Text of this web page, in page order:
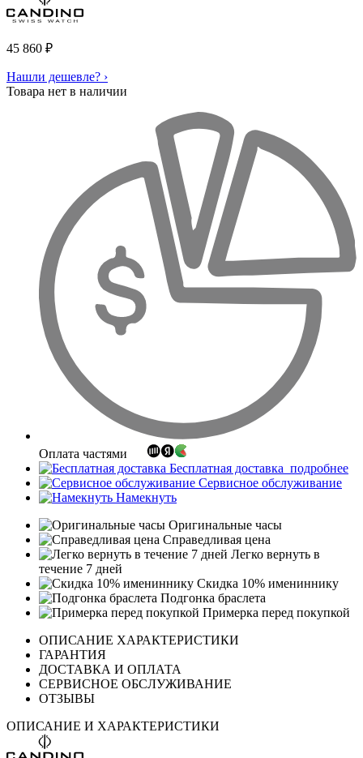
45 860 ₽
Нашли дешевле? ›
Товара нет в наличии
Оплата частями
Бесплатная доставка подробнее
Сервисное обслуживание
Намекнуть
Оригинальные часы
Справедливая цена
Легко вернуть в
течение 7 дней
Скидка 10% имениннику
Подгонка браслета
Примерка перед покупкой
ОПИСАНИЕ ХАРАКТЕРИСТИКИ
ГАРАНТИЯ
ДОСТАВКА И ОПЛАТА
СЕРВИСНОЕ ОБСЛУЖИВАНИЕ
ОТЗЫВЫ
ОПИСАНИЕ И ХАРАКТЕРИСТИКИ